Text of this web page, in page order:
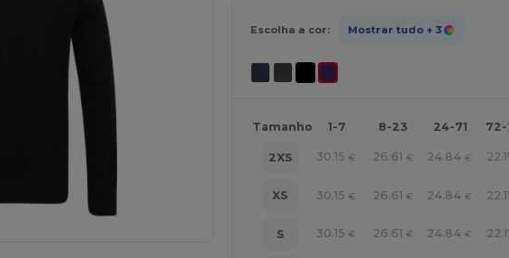
Escolha a cor: Mostrar tudo + 3
Tamanho 1-7 8-23 24-71 72-
2XS 30.15 € 26.61 € 24.84 €
XS 30.15 € 26.61 € 24.84 €
S 30.15 € 26.61 € 24.84 €